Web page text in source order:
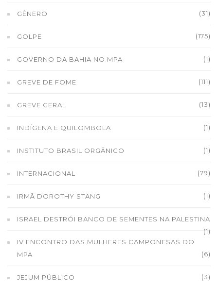
GÊNERO (31)
GOLPE (175)
GOVERNO DA BAHIA NO MPA (1)
GREVE DE FOME (111)
GREVE GERAL (13)
INDÍGENA E QUILOMBOLA (1)
INSTITUTO BRASIL ORGÂNICO (1)
INTERNACIONAL (79)
IRMÃ DOROTHY STANG (1)
ISRAEL DESTRÓI BANCO DE SEMENTES NA PALESTINA
(1)
IV ENCONTRO DAS MULHERES CAMPONESAS DO
MPA
(6)
JEJUM PÚBLICO (3)